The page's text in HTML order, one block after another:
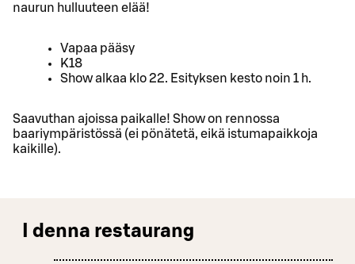
naurun hulluuteen elää!
Vapaa pääsy
K18
Show alkaa klo 22. Esityksen kesto noin 1 h.
Saavuthan ajoissa paikalle! Show on rennossa
baariympäristössä (ei pönätetä, eikä istumapaikkoja
kaikille).
I denna restaurang